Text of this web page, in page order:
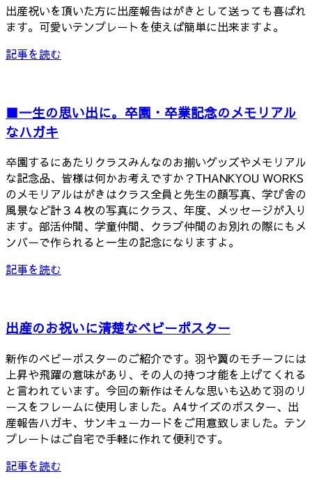
出産祝いを頂いた方に出産報告はがきとして送っても喜ばれ
ます。可愛いテンプレートを使えば簡単に出来ますよ。
記事を読む
■一生の思い出に。卒園・卒業記念のメモリアル
なハガキ
卒園するにあたりクラスみんなのお揃いグッズやメモリアル
な記念品、皆様は何かお考えですか？THANKYOU WORKS
のメモリアルはがきはクラス全員と先生の顔写真、学び舎の
風景など計３４枚の写真にクラス、年度、メッセージが入り
ます。部活仲間、学童仲間、クラブ仲間のお別れの際にもメ
ンバーで作られると一生の記念になりますよ。
記事を読む
出産のお祝いに清楚なベビーポスター
新作のベビーポスターのご紹介です。羽や翼のモチーフには
上昇や飛躍の意味があり、その人の持つ才能を上げてくれる
と言われています。今回の新作はそんな思いも込めて羽のリ
ースをフレームに使用しました。A4サイズのポスター、出
産報告ハガキ、サンキューカードをご用意致しました。テン
プレートはご自宅で手軽に作れて便利です。
記事を読む